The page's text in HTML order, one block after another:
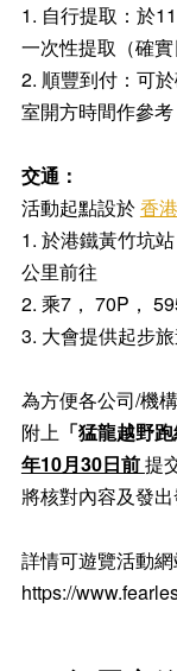
1. 自行提取：於
一次性提取（確實
2. 順豐到付：可
室開方時間作參
交通：
活動起點設於香
1. 於港鐵黃竹坑
公里前往
2. 乘7， 70P，
3. 大會提供起步
為方便各公司/機
附上「猛龍越野
年10月30日前提
將核對內容及發出
詳情可遊覽活動網
https://